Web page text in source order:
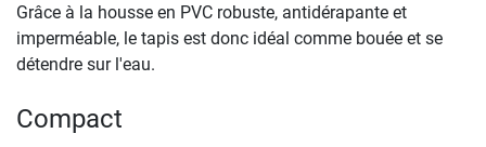
Grâce à la housse en PVC robuste, antidérapante et
imperméable, le tapis est donc idéal comme bouée et se
détendre sur l'eau.
Compact